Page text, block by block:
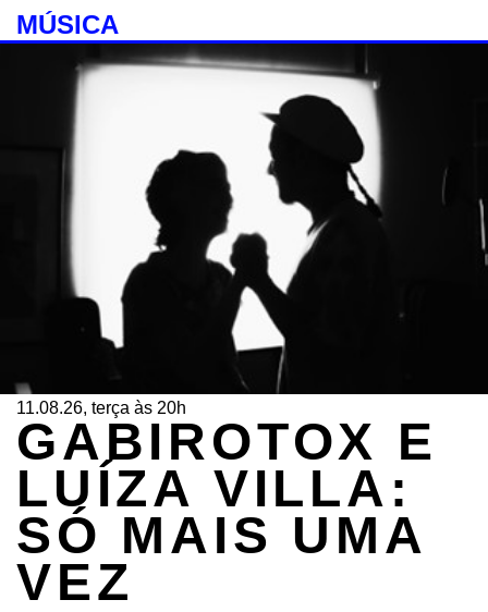
MÚSICA
11.08.26, terça às 20h
GABIROTOX E
LUÍZA VILLA:
SÓ MAIS UMA
VEZ